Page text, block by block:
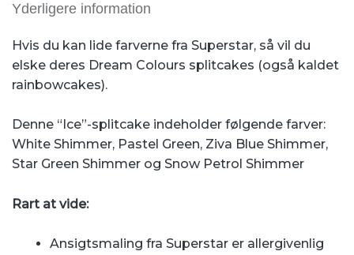
Yderligere information
Hvis du kan lide farverne fra Superstar, så vil du
elske deres Dream Colours splitcakes (også kaldet
rainbowcakes).
Denne “Ice”-splitcake indeholder følgende farver:
White Shimmer, Pastel Green, Ziva Blue Shimmer,
Star Green Shimmer og Snow Petrol Shimmer
Rart at vide:
Ansigtsmaling fra Superstar er allergivenlig